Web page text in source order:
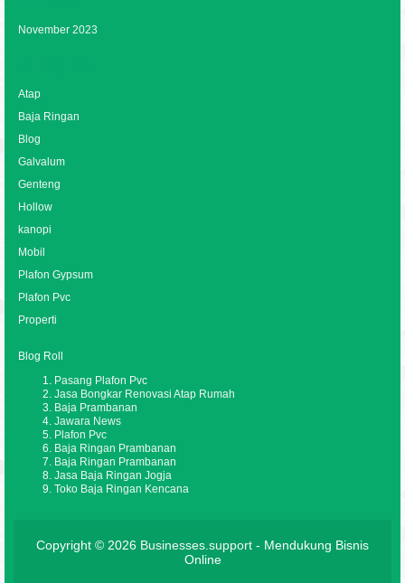
November 2023
Atap
Baja Ringan
Blog
Galvalum
Genteng
Hollow
kanopi
Mobil
Plafon Gypsum
Plafon Pvc
Properti
Blog Roll
Pasang Plafon Pvc
Jasa Bongkar Renovasi Atap Rumah
Baja Prambanan
Jawara News
Plafon Pvc
Baja Ringan Prambanan
Baja Ringan Prambanan
Jasa Baja Ringan Jogja
Toko Baja Ringan Kencana
Copyright © 2026 Businesses.support - Mendukung Bisnis
Online